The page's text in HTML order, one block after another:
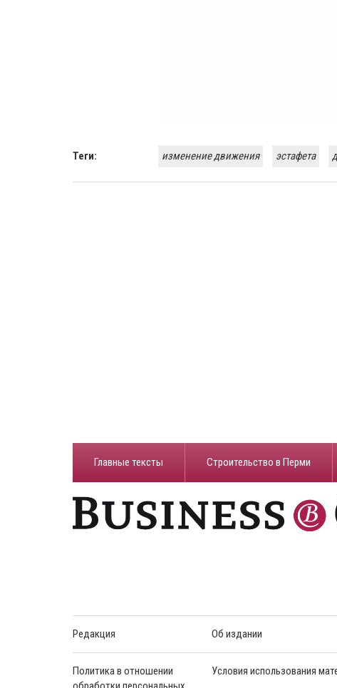
Теги: изменение движения эстафета
Главные тексты Строительство в Перми
Редакция Об издании
Политика в отношении
Условия использования